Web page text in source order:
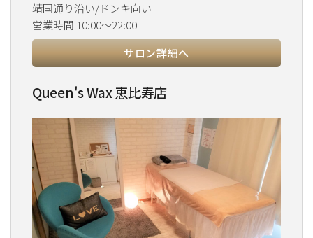
靖国通り沿い/ドンキ向い
営業時間 10:00～22:00
サロン詳細へ
Queen's Wax 恵比寿店